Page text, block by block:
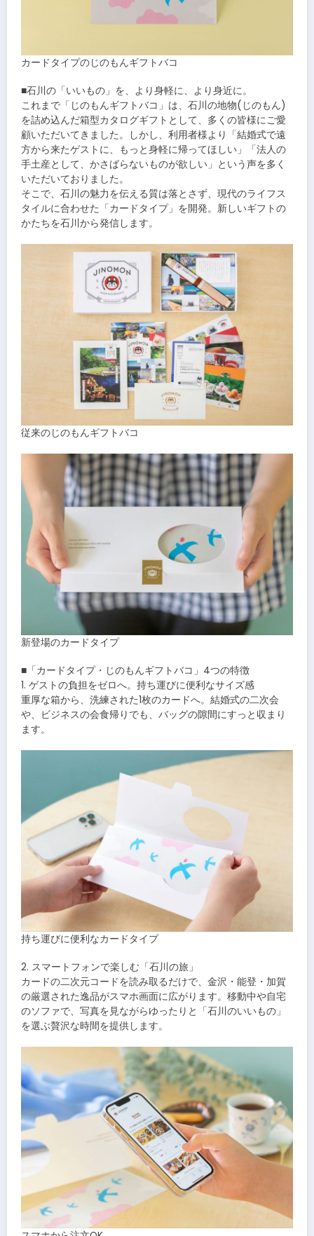
カードタイプのじのもんギフトバコ
■石川の「いいもの」を、より身軽に、より身近に。
これまで「じのもんギフトバコ」は、石川の地物(じのもん)
を詰め込んだ箱型カタログギフトとして、多くの皆様にご愛
顧いただいてきました。しかし、利用者様より「結婚式で遠
方から来たゲストに、もっと身軽に帰ってほしい」「法人の
手土産として、かさばらないものが欲しい」という声を多く
いただいておりました。
そこで、石川の魅力を伝える質は落とさず、現代のライフス
タイルに合わせた「カードタイプ」を開発。新しいギフトの
かたちを石川から発信します。
従来のじのもんギフトバコ
新登場のカードタイプ
■「カードタイプ・じのもんギフトバコ」4つの特徴
1. ゲストの負担をゼロへ。持ち運びに便利なサイズ感
重厚な箱から、洗練された1枚のカードへ。結婚式の二次会
や、ビジネスの会食帰りでも、バッグの隙間にすっと収まり
ます。
持ち運びに便利なカードタイプ
2. スマートフォンで楽しむ「石川の旅」
カードの二次元コードを読み取るだけで、金沢・能登・加賀
の厳選された逸品がスマホ画面に広がります。移動中や自宅
のソファで、写真を見ながらゆったりと「石川のいいもの」
を選ぶ贅沢な時間を提供します。